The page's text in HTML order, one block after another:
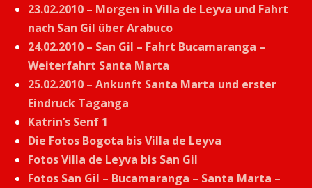
23.02.2010 – Morgen in Villa de Leyva und Fahrt
nach San Gil über Arabuco
24.02.2010 – San Gil – Fahrt Bucamaranga –
Weiterfahrt Santa Marta
25.02.2010 – Ankunft Santa Marta und erster
Eindruck Taganga
Katrin’s Senf 1
Die Fotos Bogota bis Villa de Leyva
Fotos Villa de Leyva bis San Gil
Fotos San Gil – Bucamaranga – Santa Marta –